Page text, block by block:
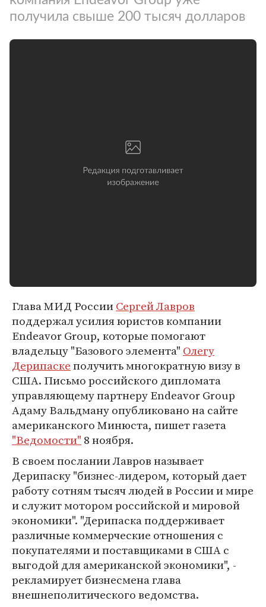
получила свыше 200 тысяч долларов
Глава МИД РоссииСергей Лавров
поддержал усилия юристов компании
Endeavor Group, которые помогают
владельцу "Базового элемента" Олегу
Дерипаскеполучить многократную визу в
США. Письмо российского дипломата
управляющему партнеру Endeavor Group
Адаму Вальдману опубликовано на сайте
американского Минюста, пишет газета
"Ведомости" 8 ноября.
В своем послании Лавров называет
Дерипаску "бизнес-лидером, который дает
работу сотням тысяч людей в России и мире
и служит мотором российской и мировой
экономики". "Дерипаска поддерживает
различные коммерческие отношения с
покупателями и поставщиками в США с
выгодой для американской экономики", -
рекламирует бизнесмена глава
внешнеполитического ведомства.